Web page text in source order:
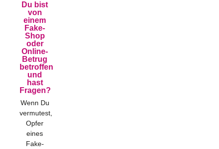
Du bist
von
einem
Fake-
Shop
oder
Online-
Betrug
betroffen
und
hast
Fragen?
Wenn Du
vermutest,
Opfer
eines
Fake-